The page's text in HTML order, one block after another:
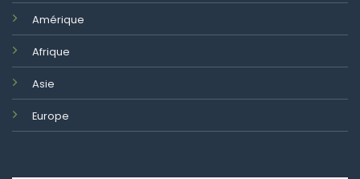
Amérique
Afrique
Asie
Europe